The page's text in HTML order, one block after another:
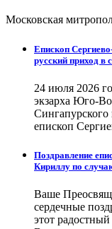
Московская
Епископ
русский приход в
24 июля 2026
экзарха Юго-
епископ
Поздравление
Кириллу по
Ваше
сердечные
этот